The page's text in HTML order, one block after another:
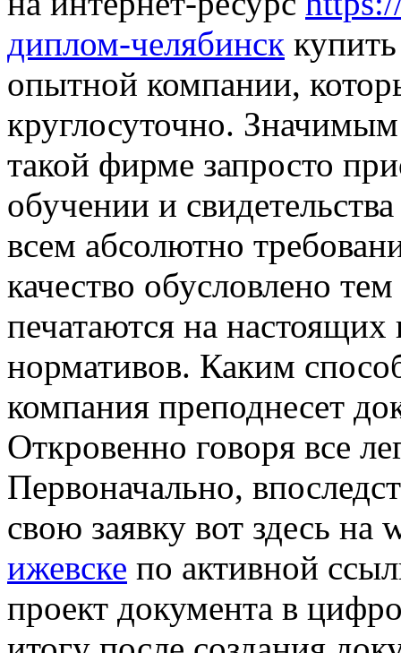
диплом-челябинск
опытной компании,
круглосуточно.
такой фирме запросто
обучении и
всем абсолютно
качество обусловлено
печатаются на настоящих
нормативов. Каким
компания преподнесет
Откровенно говоря все
Первоначально,
свою заявку вот здесь на
ижевске по активной
проект документа в